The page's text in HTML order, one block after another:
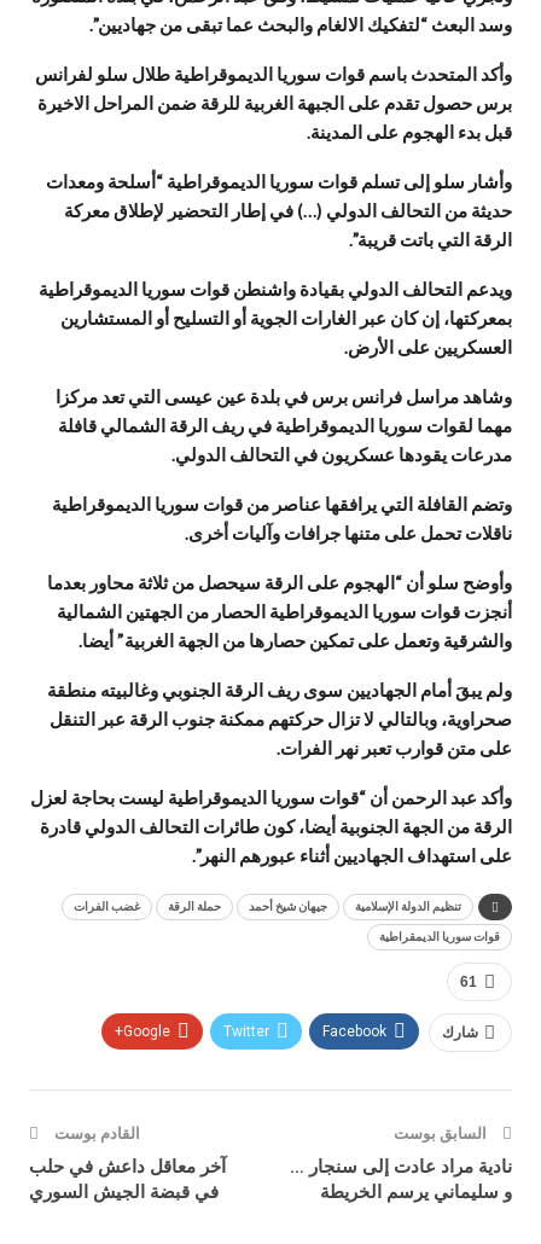
وسد البعث “لتفكيك الالغام والبحث عما تبقى من جهاديين”.
وأكد المتحدث باسم قوات سوريا الديموقراطية طلال سلو لفرانس
برس حصول تقدم على الجبهة الغربية للرقة ضمن المراحل الاخيرة
قبل بدء الهجوم على المدينة.
وأشار سلو إلى تسلم قوات سوريا الديموقراطية “أسلحة ومعدات
حديثة من التحالف الدولي (…) في إطار التحضير لإطلاق معركة
الرقة التي باتت قريبة”.
ويدعم التحالف الدولي بقيادة واشنطن قوات سوريا الديموقراطية
بمعركتها، إن كان عبر الغارات الجوية أو التسليح أو المستشارين
العسكريين على الأرض.
وشاهد مراسل فرانس برس في بلدة عين عيسى التي تعد مركزا
مهما لقوات سوريا الديموقراطية في ريف الرقة الشمالي قافلة
مدرعات يقودها عسكريون في التحالف الدولي.
وتضم القافلة التي يرافقها عناصر من قوات سوريا الديموقراطية
ناقلات تحمل على متنها جرافات وآليات أخرى.
وأوضح سلو أن “الهجوم على الرقة سيحصل من ثلاثة محاور بعدما
أنجزت قوات سوريا الديموقراطية الحصار من الجهتين الشمالية
والشرقية وتعمل على تمكين حصارها من الجهة الغربية” أيضا.
ولم يبقَ أمام الجهاديين سوى ريف الرقة الجنوبي وغالبيته منطقة
صحراوية، وبالتالي لا تزال حركتهم ممكنة جنوب الرقة عبر التنقل
على متن قوارب تعبر نهر الفرات.
وأكد عبد الرحمن أن “قوات سوريا الديموقراطية ليست بحاجة لعزل
الرقة من الجهة الجنوبية أيضا، كون طائرات التحالف الدولي قادرة
على استهداف الجهاديين أثناء عبورهم النهر”.
تنظيم الدولة الإسلامية جيهان شيخ أحمد حملة الرقة غضب الفرات
قوات سوريا الديمقراطية
61
شارك Facebook
Twitter
Google+
السابق بوست
نادية مراد عادت إلى سنجار …
و سليماني يرسم الخريطة
القادم بوست
آخر معاقل داعش في حلب
في قبضة الجيش السوري